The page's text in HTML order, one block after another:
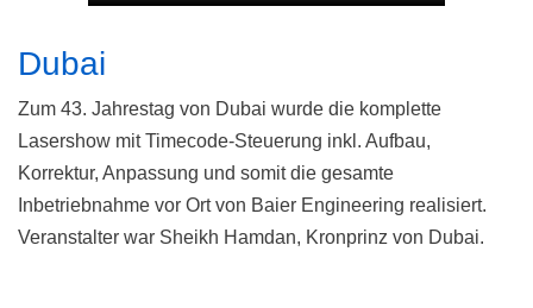
Dubai
Zum 43. Jahrestag von Dubai wurde die komplette
Lasershow mit Timecode-Steuerung inkl. Aufbau,
Korrektur, Anpassung und somit die gesamte
Inbetriebnahme vor Ort von Baier Engineering realisiert.
Veranstalter war Sheikh Hamdan, Kronprinz von Dubai.